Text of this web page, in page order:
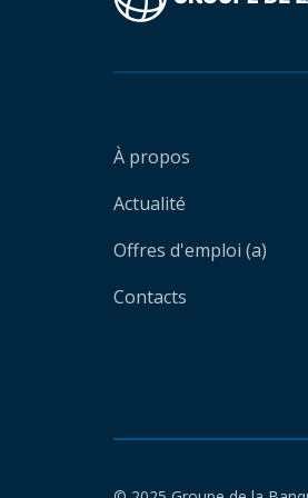
À propos
Actualité
Offres d'emploi (a)
Contacts